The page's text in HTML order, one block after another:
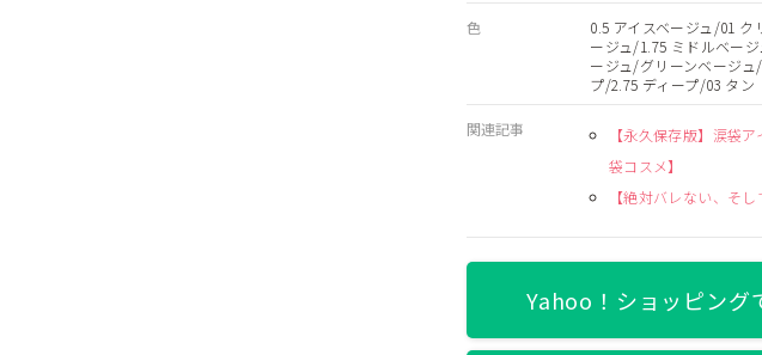
色
0.5 アイスベージュ/01
ージュ/1.75 ミドルベー
ージュ/グリーンベージ
プ/2.75 ディープ/03 タン
関連記事
【永久保存版】涙袋
袋コスメ】
【絶対バレない、そ
Yahoo！ショッピング